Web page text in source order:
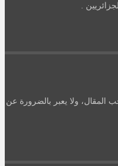
.
ولا يعبر بالضرورة عن